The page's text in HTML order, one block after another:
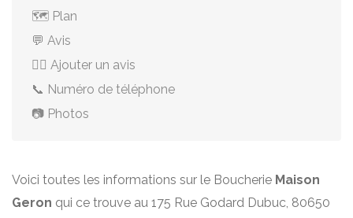
🗺️ Plan
💬 Avis
✍🏻 Ajouter un avis
📞 Numéro de téléphone
📷 Photos
Voici toutes les informations sur le Boucherie Maison
Geron qui ce trouve au 175 Rue Godard Dubuc, 80650